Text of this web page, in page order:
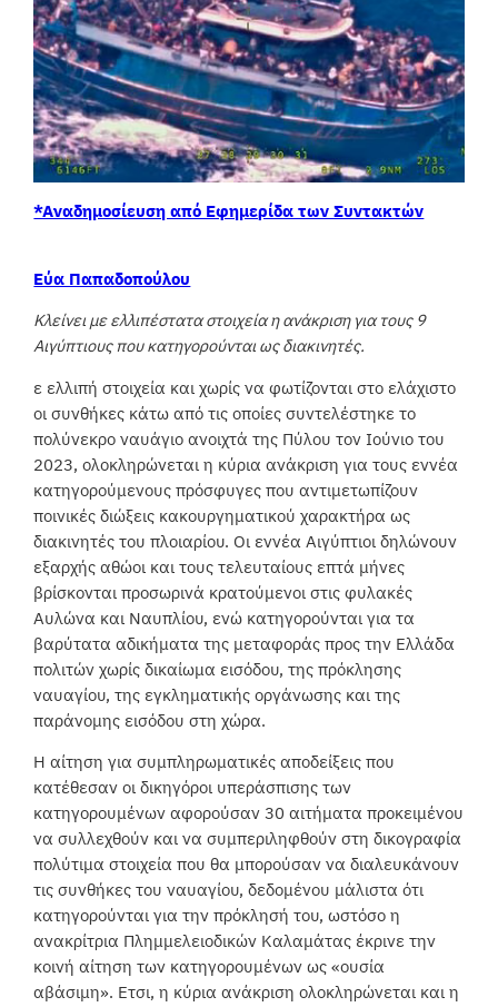
*Αναδημοσίευση από Εφημερίδα των Συντακτών
Εύα Παπαδοπούλου
Κλείνει με ελλιπέστατα στοιχεία η ανάκριση για τους 9
Αιγύπτιους που κατηγορούνται ως διακινητές.
ε ελλιπή στοιχεία και χωρίς να φωτίζονται στο ελάχιστο
οι συνθήκες κάτω από τις οποίες συντελέστηκε το
πολύνεκρο ναυάγιο ανοιχτά της Πύλου τον Ιούνιο του
2023, ολοκληρώνεται η κύρια ανάκριση για τους εννέα
κατηγορούμενους πρόσφυγες που αντιμετωπίζουν
ποινικές διώξεις κακουργηματικού χαρακτήρα ως
διακινητές του πλοιαρίου. Οι εννέα Αιγύπτιοι δηλώνουν
εξαρχής αθώοι και τους τελευταίους επτά μήνες
βρίσκονται προσωρινά κρατούμενοι στις φυλακές
Αυλώνα και Ναυπλίου, ενώ κατηγορούνται για τα
βαρύτατα αδικήματα της μεταφοράς προς την Ελλάδα
πολιτών χωρίς δικαίωμα εισόδου, της πρόκλησης
ναυαγίου, της εγκληματικής οργάνωσης και της
παράνομης εισόδου στη χώρα.
Η αίτηση για συμπληρωματικές αποδείξεις που
κατέθεσαν οι δικηγόροι υπεράσπισης των
κατηγορουμένων αφορούσαν 30 αιτήματα προκειμένου
να συλλεχθούν και να συμπεριληφθούν στη δικογραφία
πολύτιμα στοιχεία που θα μπορούσαν να διαλευκάνουν
τις συνθήκες του ναυαγίου, δεδομένου μάλιστα ότι
κατηγορούνται για την πρόκλησή του, ωστόσο η
ανακρίτρια Πλημμελειοδικών Καλαμάτας έκρινε την
κοινή αίτηση των κατηγορουμένων ως «ουσία
αβάσιμη». Ετσι, η κύρια ανάκριση ολοκληρώνεται και η